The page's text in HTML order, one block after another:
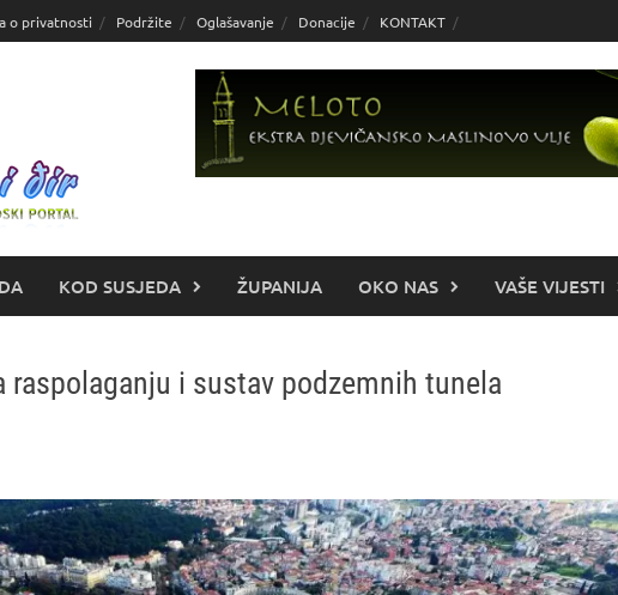
o privatnosti Podržite Oglašavanje Donacije KONTAKT
KOD SUSJEDA ŽUPANIJA OKO NAS VAŠE VIJESTI
raspolaganju i sustav podzemnih tunela